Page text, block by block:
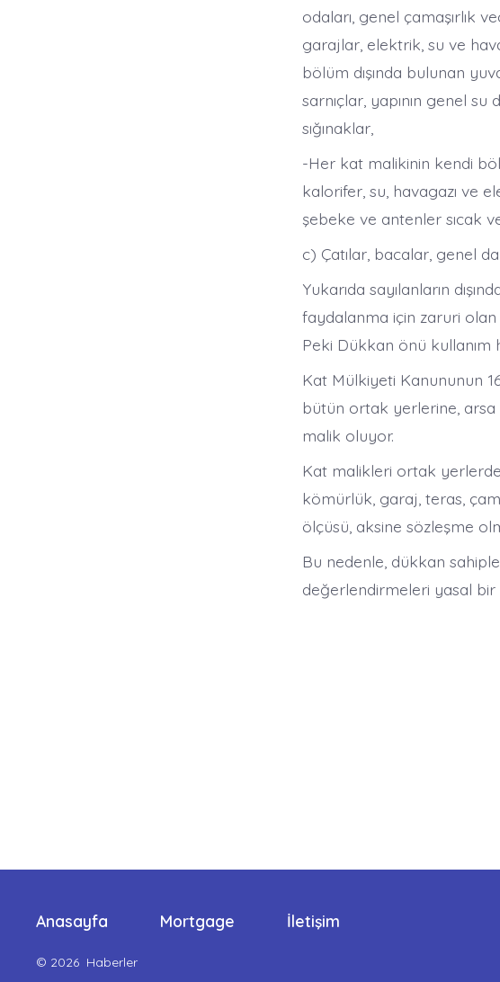
odaları, genel çamaşırlık
garajlar, elektrik, su ve
bölüm dışında bulunan
sarnıçlar, yapının genel su
sığınaklar,
-Her kat malikinin kendi
kalorifer, su, havagazı ve
şebeke ve antenler sıcak
c) Çatılar, bacalar, genel
Yukarıda sayılanların
faydalanma için zaruri
Peki Dükkan önü kullanım
Kat Mülkiyeti Kanununun
bütün ortak yerlerine,
malik oluyor.
Kat malikleri ortak
kömürlük, garaj, teras,
ölçüsü, aksine sözleşme
Bu nedenle, dükkan
değerlendirmeleri yasal bir
Anasayfa Mortgage İletişim
© 2026 Haberler